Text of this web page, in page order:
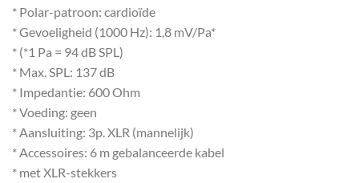
* Polar-patroon: cardioïde
* Gevoeligheid (1000 Hz): 1,8 mV/Pa*
* (*1 Pa = 94 dB SPL)
* Max. SPL: 137 dB
* Impedantie: 600 Ohm
* Voeding: geen
* Aansluiting: 3p. XLR (mannelijk)
* Accessoires: 6 m gebalanceerde kabel
* met XLR-stekkers